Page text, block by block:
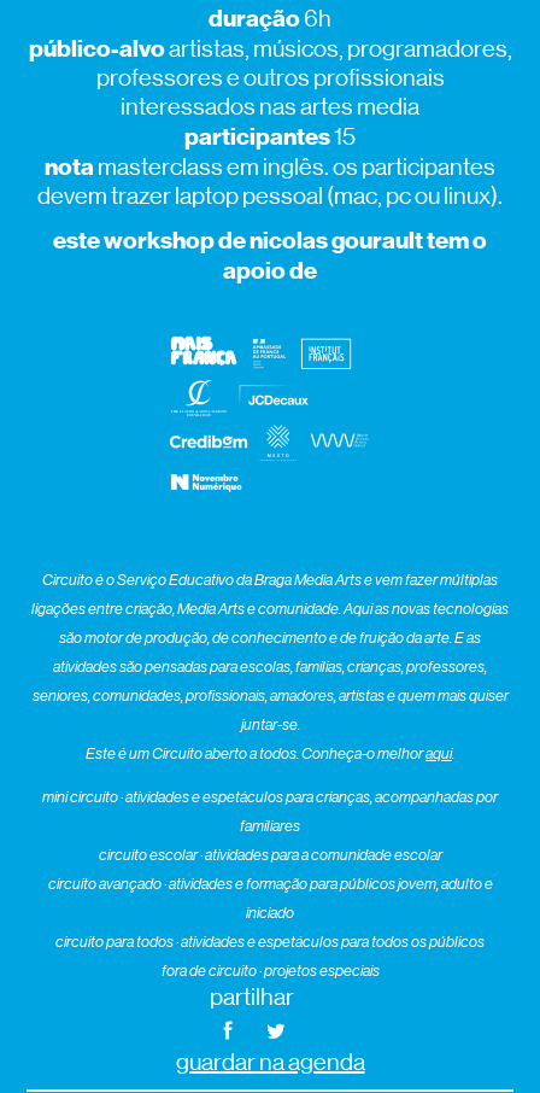
duração6h
público-alvoartistas, músicos, programadores,
professores e outros profissionais
interessados nas artes media
participantes15
notamasterclass em inglês. os participantes
devem trazer laptop pessoal (mac, pc ou linux).
este workshop de nicolas gourault tem o
apoio de
Circuito é o Serviço Educativo da Braga Media Arts e vem fazer múltiplas
ligações entre criação, Media Arts e comunidade. Aqui as novas tecnologias
são motor de produção, de conhecimento e de fruição da arte. E as
atividades são pensadas para escolas, famílias, crianças, professores,
seniores, comunidades, profissionais, amadores, artistas e quem mais quiser
juntar-se.
Este é um Circuito aberto a todos. Conheça-o melhoraqui.
mini circuito · atividades e espetáculos para crianças, acompanhadas por
familiares
circuito escolar · atividades para a comunidade escolar
circuito avançado · atividades e formação para públicos jovem, adulto e
iniciado
circuito para todos · atividades e espetáculos para todos os públicos
fora de circuito · projetos especiais
partilhar
guardar na agenda